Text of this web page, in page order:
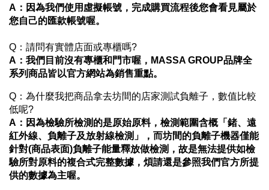
A ：因為我們使用虛擬帳號，完成購買流程後您會看見屬於
您自己的匯款帳號喔。
Q：請問有實體店面或專櫃嗎?
A ：我們目前沒有專櫃和門市喔，MASSA GROUP品牌全
系列商品皆以官方網站為銷售重點。
Q：為什麼我把商品拿去坊間的店家測試負離子，數值比較
低呢?
A： 因為檢驗所檢測的是原始原料，檢測範圍含概「鍺、遠
紅外線、負離子及放射線檢測」，而坊間的負離子機器僅能
針對(商品表面)負離子能量釋放做檢測，故是無法提供如檢
驗所對原料的複合式完整數據，煩請還是參照我們官方所提
供的數據為主喔。